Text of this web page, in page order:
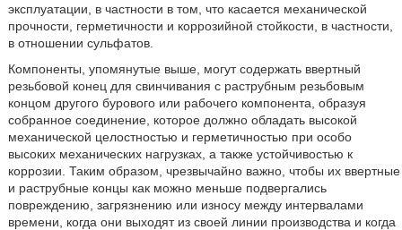
эксплуатации, в частности в том, что касается механической
прочности, герметичности и коррозийной стойкости, в частности,
в отношении сульфатов.
Компоненты, упомянутые выше, могут содержать ввертный
резьбовой конец для свинчивания с раструбным резьбовым
концом другого бурового или рабочего компонента, образуя
собранное соединение, которое должно обладать высокой
механической целостностью и герметичностью при особо
высоких механических нагрузках, а также устойчивостью к
коррозии. Таким образом, чрезвычайно важно, чтобы их ввертные
и раструбные концы как можно меньше подвергались
повреждению, загрязнению или износу между интервалами
времени, когда они выходят из своей линии производства и когда